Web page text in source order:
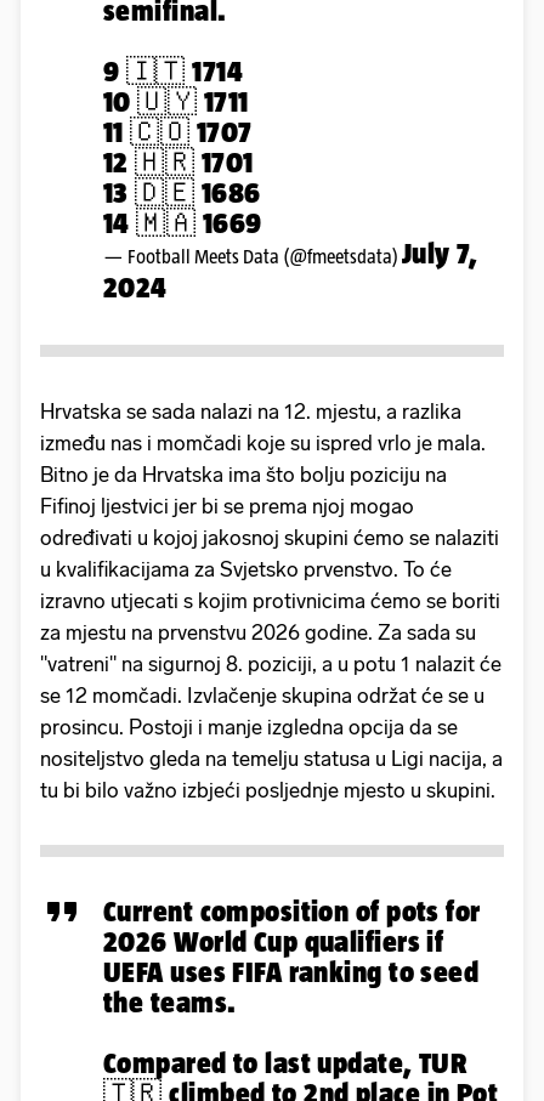
semifinal.
9 🇮🇹 1714
10 🇺🇾 1711
11 🇨🇴 1707
12 🇭🇷 1701
13 🇩🇪 1686
14 🇲🇦 1669
— Football Meets Data (@fmeetsdata) July 7,
2024
Hrvatska se sada nalazi na 12. mjestu, a razlika
između nas i momčadi koje su ispred vrlo je mala.
Bitno je da Hrvatska ima što bolju poziciju na
Fifinoj ljestvici jer bi se prema njoj mogao
određivati u kojoj jakosnoj skupini ćemo se nalaziti
u kvalifikacijama za Svjetsko prvenstvo. To će
izravno utjecati s kojim protivnicima ćemo se boriti
za mjestu na prvenstvu 2026 godine. Za sada su
"vatreni" na sigurnoj 8. poziciji, a u potu 1 nalazit će
se 12 momčadi. Izvlačenje skupina održat će se u
prosincu. Postoji i manje izgledna opcija da se
nositeljstvo gleda na temelju statusa u Ligi nacija, a
tu bi bilo važno izbjeći posljednje mjesto u skupini.
Current composition of pots for
2026 World Cup qualifiers if
UEFA uses FIFA ranking to seed
the teams.
Compared to last update, TUR
🇹🇷 climbed to 2nd place in Pot